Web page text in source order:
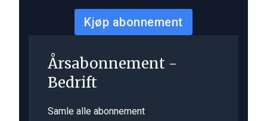
Kjøp abonnement
Årsabonnement -
Bedrift
Samle alle abonnement